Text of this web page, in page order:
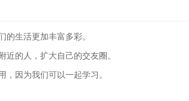
生活更加丰富多彩。
的人，扩大自己的交友圈。
因为我们可以一起学习。